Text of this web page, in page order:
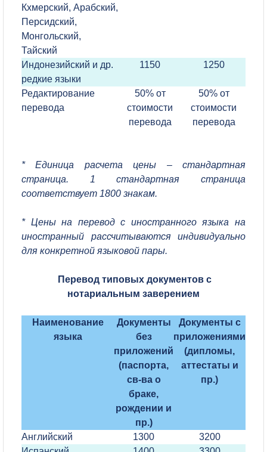
Кхмерский, Арабский,
Персидский,
Монгольский,
Тайский
Индонезийский и др.
редкие языки
1150 1250
Редактирование
перевода
50% от
стоимости
перевода
50% от
стоимости
перевода
* Единица расчета цены – стандартная
страница. 1 стандартная страница
соответствует 1800 знакам.
* Цены на перевод с иностранного языка на
иностранный рассчитываются индивидуально
для конкретной языковой пары.
Перевод типовых документов с
нотариальным заверением
Наименование
языка
Документы
без
приложений
(паспорта,
св-ва о
браке,
рождении и
пр.)
Документы с
приложениями
(дипломы,
аттестаты и
пр.)
Английский 1300
3200